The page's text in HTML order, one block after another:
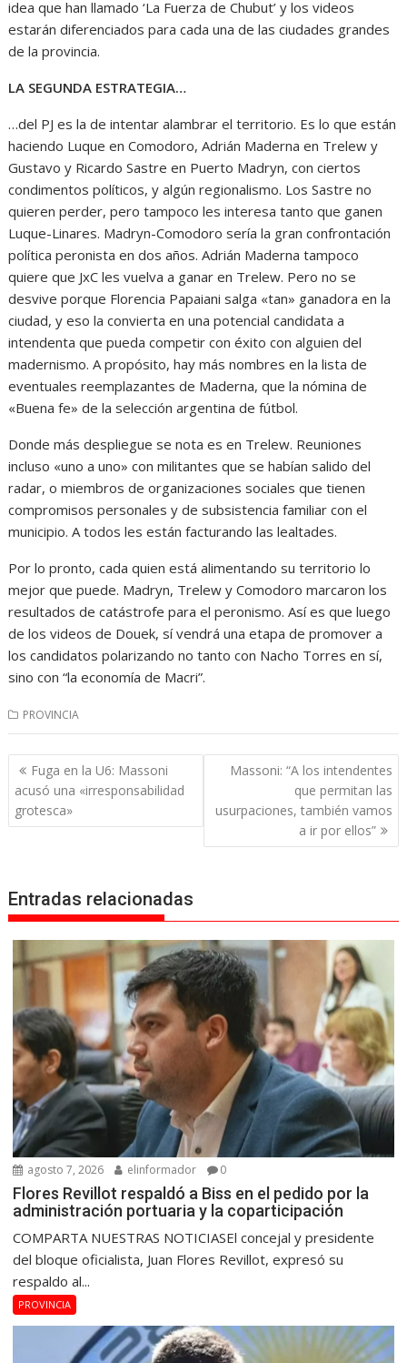
idea que han llamado ‘La Fuerza de Chubut’ y los videos
estarán diferenciados para cada una de las ciudades grandes
de la provincia.
LA SEGUNDA ESTRATEGIA…
…del PJ es la de intentar alambrar el territorio. Es lo que están
haciendo Luque en Comodoro, Adrián Maderna en Trelew y
Gustavo y Ricardo Sastre en Puerto Madryn, con ciertos
condimentos políticos, y algún regionalismo. Los Sastre no
quieren perder, pero tampoco les interesa tanto que ganen
Luque-Linares. Madryn-Comodoro sería la gran confrontación
política peronista en dos años. Adrián Maderna tampoco
quiere que JxC les vuelva a ganar en Trelew. Pero no se
desvive porque Florencia Papaiani salga «tan» ganadora en la
ciudad, y eso la convierta en una potencial candidata a
intendenta que pueda competir con éxito con alguien del
madernismo. A propósito, hay más nombres en la lista de
eventuales reemplazantes de Maderna, que la nómina de
«Buena fe» de la selección argentina de fútbol.
Donde más despliegue se nota es en Trelew. Reuniones
incluso «uno a uno» con militantes que se habían salido del
radar, o miembros de organizaciones sociales que tienen
compromisos personales y de subsistencia familiar con el
municipio. A todos les están facturando las lealtades.
Por lo pronto, cada quien está alimentando su territorio lo
mejor que puede. Madryn, Trelew y Comodoro marcaron los
resultados de catástrofe para el peronismo. Así es que luego
de los videos de Douek, sí vendrá una etapa de promover a
los candidatos polarizando no tanto con Nacho Torres en sí,
sino con “la economía de Macri”.
PROVINCIA
Navegación
de
entradas
Fuga en la U6: Massoni
acusó una «irresponsabilidad
grotesca»
Massoni: “A los intendentes
que permitan las
usurpaciones, también vamos
a ir por ellos”
Entradas relacionadas
agosto 7, 2026 elinformador 0
Flores Revillot respaldó a Biss en el pedido por la
administración portuaria y la coparticipación
COMPARTA NUESTRAS NOTICIASEl concejal y presidente
del bloque oficialista, Juan Flores Revillot, expresó su
respaldo al...
PROVINCIA